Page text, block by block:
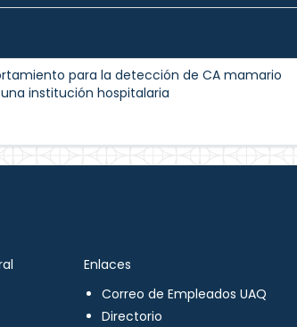
para la detección de CA mamario
institución hospitalaria
Enlaces
Correo de Empleados UAQ
Directorio